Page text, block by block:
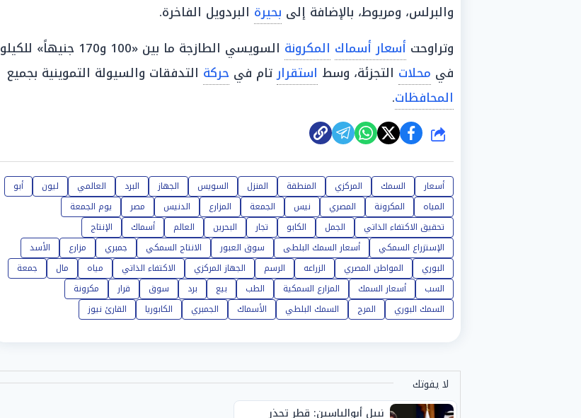
والبرلس، ومريوط، بالإضافة إلى بحيرة البردويل الفاخرة.
وتراوحت أسعار أسماك المكرونة
السويسي الطازجة ما بين «100 و170 جنيهاً» للكيلو
في محلات التجزئة، وسط استقرارتام في حركة التدفقات والسيولة التموينية بجميع
المحافظات.
شارك
أسعار السمك المركزي المنطقة المنزل السويس الجهاز البرد العالمي ليون
أبو
المياه
المكرونة المصري نيس الجمعة المزارع الدنيس مصر
يوم الجمعة
تحقيق الاكتفاء الذاتي
الجمل الكابو تجار البحرين العالم أسماك
الإنتاج
الإستزراع السمكي
أسعار السمك البلطى سوق العبور الانتاج السمكي جمبري مزارع
الأسد
البوري
المواطن المصري الزراعه الرسم الجهاز المركزي الاكتفاء الذاتي مياه مال
جمعة
السب
أسعار السمك المزارع السمكية الطب بيع برد سوق قرار
مكرونة
السمك البوري
المرج السمك البلطي الأسماك الجمبري الكابوريا القارئ نيوز
لا يفوتك
نبيل أبوالياسين: قطر تحذر